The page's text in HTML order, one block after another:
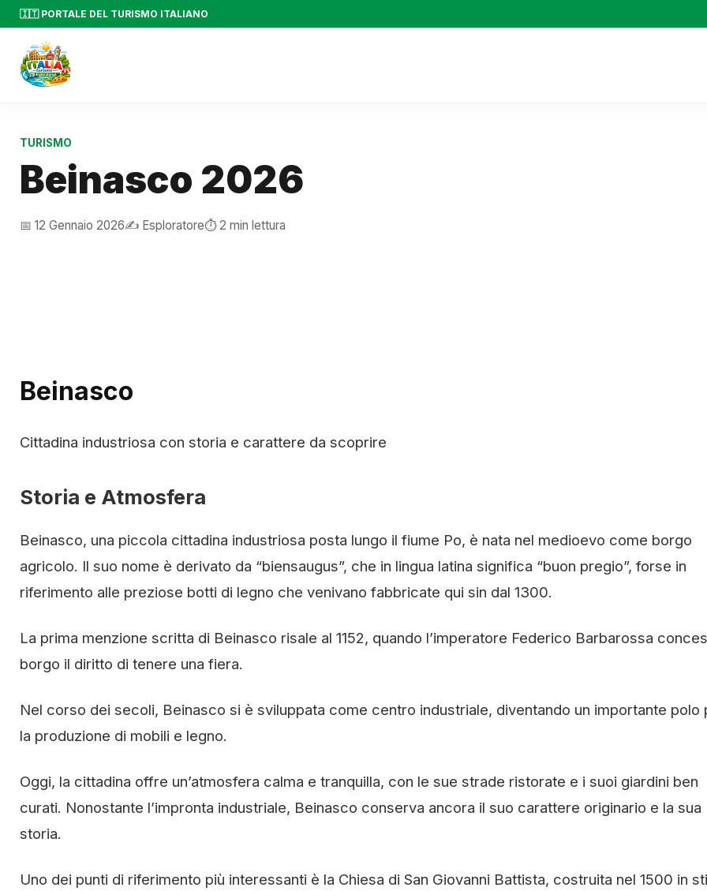
🇮🇹 PORTALE DEL TURISMO ITALIANO
TURISMO
Beinasco 2026
📅 12 Gennaio 2026✍️ Esploratore⏱️ 2 min lettura
Beinasco
Cittadina industriosa con storia e carattere da scoprire
Storia e Atmosfera
Beinasco, una piccola cittadina industriosa posta lungo il fiume Po, è nata nel medioevo come borgo
agricolo. Il suo nome è derivato da “biensaugus”, che in lingua latina significa “buon pregio”, forse in
riferimento alle preziose botti di legno che venivano fabbricate qui sin dal 1300.
La prima menzione scritta di Beinasco risale al 1152, quando l’imperatore Federico Barbarossa
borgo il diritto di tenere una fiera.
Nel corso dei secoli, Beinasco si è sviluppata come centro industriale, diventando un importante polo
la produzione di mobili e legno.
Oggi, la cittadina offre un’atmosfera calma e tranquilla, con le sue strade ristorate e i suoi giardini ben
curati. Nonostante l’impronta industriale, Beinasco conserva ancora il suo carattere originario e la sua
storia.
Uno dei punti di riferimento più interessanti è la Chiesa di San Giovanni Battista, costruita nel 1500 in